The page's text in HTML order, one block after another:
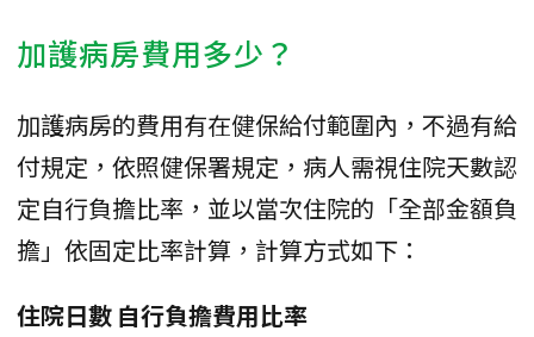
加護病房費用多少？
加護病房的費用有在健保給付範圍內，不過有給
付規定，依照健保署規定，病人需視住院天數認
定自行負擔比率，並以當次住院的「全部金額負
擔」依固定比率計算，計算方式如下：
住院日數 自行負擔費用比率